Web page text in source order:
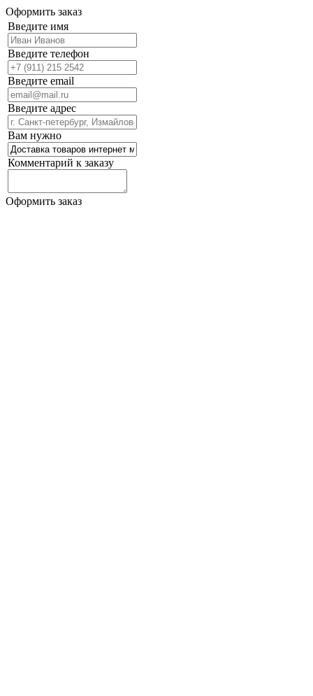
Оформить заказ
Введите имя
Введите телефон
Введите email
Введите адрес
Вам нужно
Комментарий к заказу
Оформить заказ